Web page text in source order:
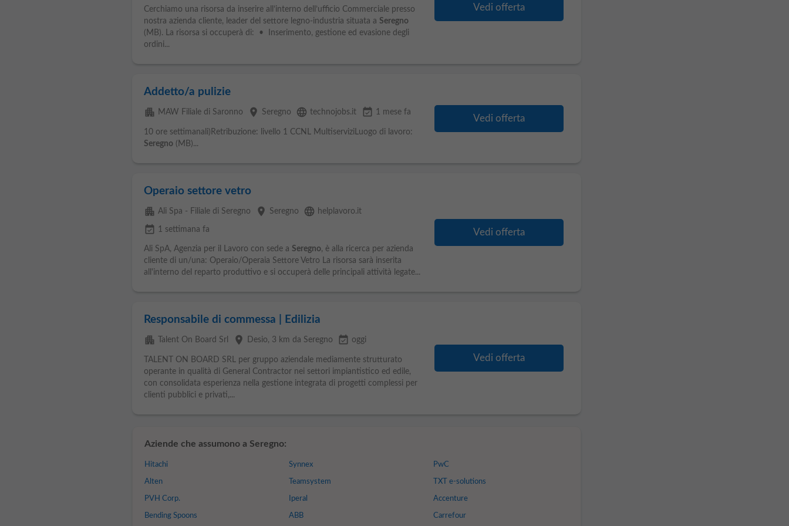
Cerchiamo una risorsa da inserire all’interno dell’ufficio Commerciale presso
nostra azienda cliente, leader del settore legno-industria situata a Seregno
(MB). La risorsa si occuperà di: • Inserimento, gestione ed evasione degli
ordini...
Vedi offerta
Addetto/a pulizie
apartment MAW Filiale di Saronno place Seregno language technojobs.it event_available 1 mese fa
10 ore settimanali)Retribuzione: livello 1 CCNL MultiserviziLuogo di lavoro:
Seregno(MB)...
Vedi offerta
Operaio settore vetro
apartment Ali Spa - Filiale di Seregno place Seregno language helplavoro.it
event_available 1 settimana fa
Ali SpA, Agenzia per il Lavoro con sede a Seregno, è alla ricerca per azienda
cliente di un/una: Operaio/Operaia Settore Vetro La risorsa sarà inserita
all'interno del reparto produttivo e si occuperà delle principali attività legate...
Vedi offerta
Responsabile di commessa | Edilizia
apartment Talent On Board Srl place Desio, 3 km da Seregno event_available oggi
TALENT ON BOARD SRL per gruppo aziendale mediamente strutturato
operante in qualità di General Contractor nei settori impiantistico ed edile,
con consolidata esperienza nella gestione integrata di progetti complessi per
clienti pubblici e privati,...
Vedi offerta
Aziende che assumono a Seregno:
Hitachi
Alten
PVH Corp.
Bending Spoons
Synnex
Teamsystem
Iperal
ABB
PwC
TXT e-solutions
Accenture
Carrefour